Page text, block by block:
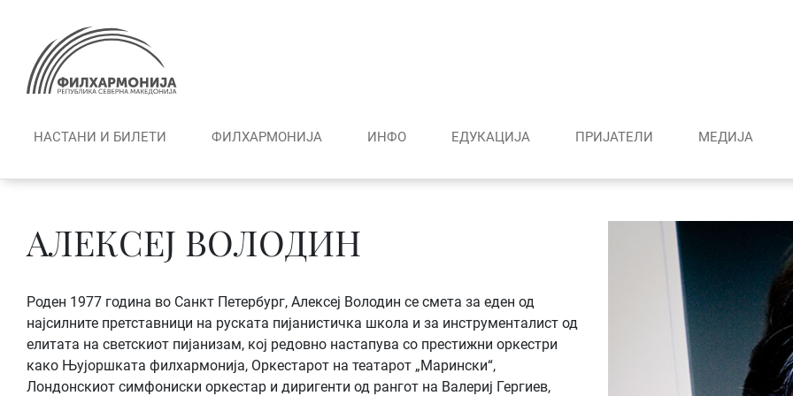
content
НАСТАНИ И БИЛЕТИ ФИЛХАРМОНИЈА ИНФО ЕДУКАЦИЈА ПРИЈАТЕЛИ МЕДИJА
АЛЕКСЕЈ ВОЛОДИН
Роден 1977 година во Санкт Петербург, Алексеј Володин се смета за еден од
најсилните претставници на руската пијанистичка школа и за инструменталист од
елитата на светскиот пијанизам, кој редовно настапува со престижни оркестри
како Њујоршката филхармонија, Оркестарот на театарот „Марински“,
Лондонскиот симфониски оркестар и диригенти од рангот на Валериј Гергиев,